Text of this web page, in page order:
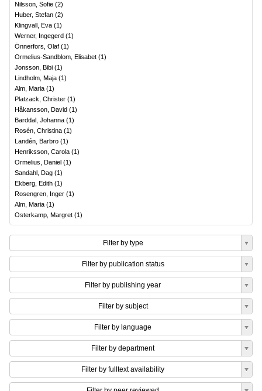
Nilsson, Sofie (2)
Huber, Stefan (2)
Klingvall, Eva (1)
Werner, Ingegerd (1)
Önnerfors, Olaf (1)
Ormelius-Sandblom, Elisabet (1)
Jonsson, Bibi (1)
Lindholm, Maja (1)
Alm, Maria (1)
Platzack, Christer (1)
Håkansson, David (1)
Barddal, Johanna (1)
Rosén, Christina (1)
Landén, Barbro (1)
Henriksson, Carola (1)
Ormelius, Daniel (1)
Sandahl, Dag (1)
Ekberg, Edith (1)
Rosengren, Inger (1)
Alm, Maria (1)
Osterkamp, Margret (1)
Filter by type
Filter by publication status
Filter by publishing year
Filter by subject
Filter by language
Filter by department
Filter by fulltext availability